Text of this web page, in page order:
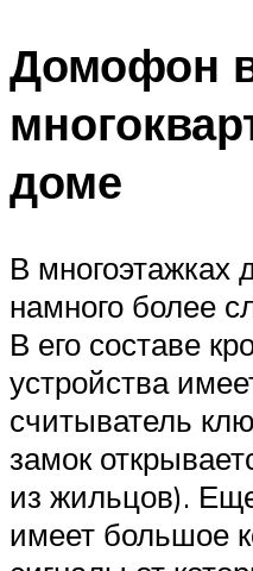
Домофон
доме
В
намного более
В его составе
устройства
считыватель
замок
из жильцов).
имеет большое